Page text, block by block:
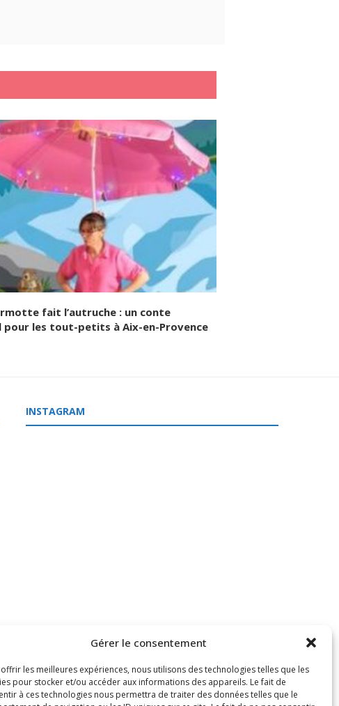
Gérer le consentement
les meilleures expériences, nous utilisons des technologies telles que les
pour stocker et/ou accéder aux informations des appareils. Le fait de
à ces technologies nous permettra de traiter des données telles que le
fait l’autruche : un conte
les tout-petits à Aix-en-Provence
INSTAGRAM